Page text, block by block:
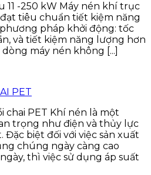
11 -250 kW Máy nén khí trục
tiêu chuẩn tiết kiệm năng
pháp khởi động: tốc
và tiết kiệm năng lượng hơn
dòng máy nén không [...]
PET
chai PET Khí nén là một
trọng như điện và thủy lực
biệt đối với việc sản xuất
chúng ngày càng cao
thì việc sử dụng áp suất